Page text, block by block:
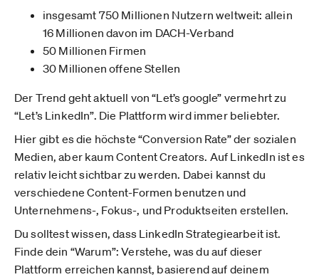
insgesamt 750 Millionen Nutzern weltweit: allein
16 Millionen davon im DACH-Verband
50 Millionen Firmen
30 Millionen offene Stellen
Der Trend geht aktuell von “Let’s google” vermehrt zu
“Let’s LinkedIn”. Die Plattform wird immer beliebter.
Hier gibt es die höchste “Conversion Rate” der sozialen
Medien, aber kaum Content Creators. Auf LinkedIn ist es
relativ leicht sichtbar zu werden. Dabei kannst du
verschiedene Content-Formen benutzen und
Unternehmens-, Fokus-, und Produktseiten erstellen.
Du solltest wissen, dass LinkedIn Strategiearbeit ist.
Finde dein “Warum”: Verstehe, was du auf dieser
Plattform erreichen kannst, basierend auf deinem